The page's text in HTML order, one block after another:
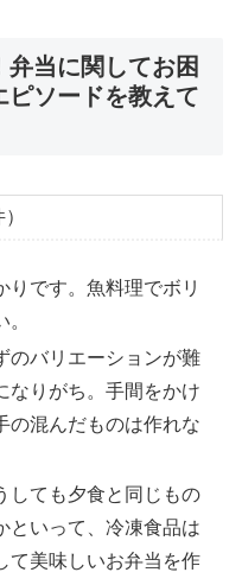
当に関してお困
ピソードを教えて
りです。魚料理でボリ
のバリエーションが難
なりがち。手間をかけ
の混んだものは作れな
しても夕食と同じもの
といって、冷凍食品は
美味しいお弁当を作